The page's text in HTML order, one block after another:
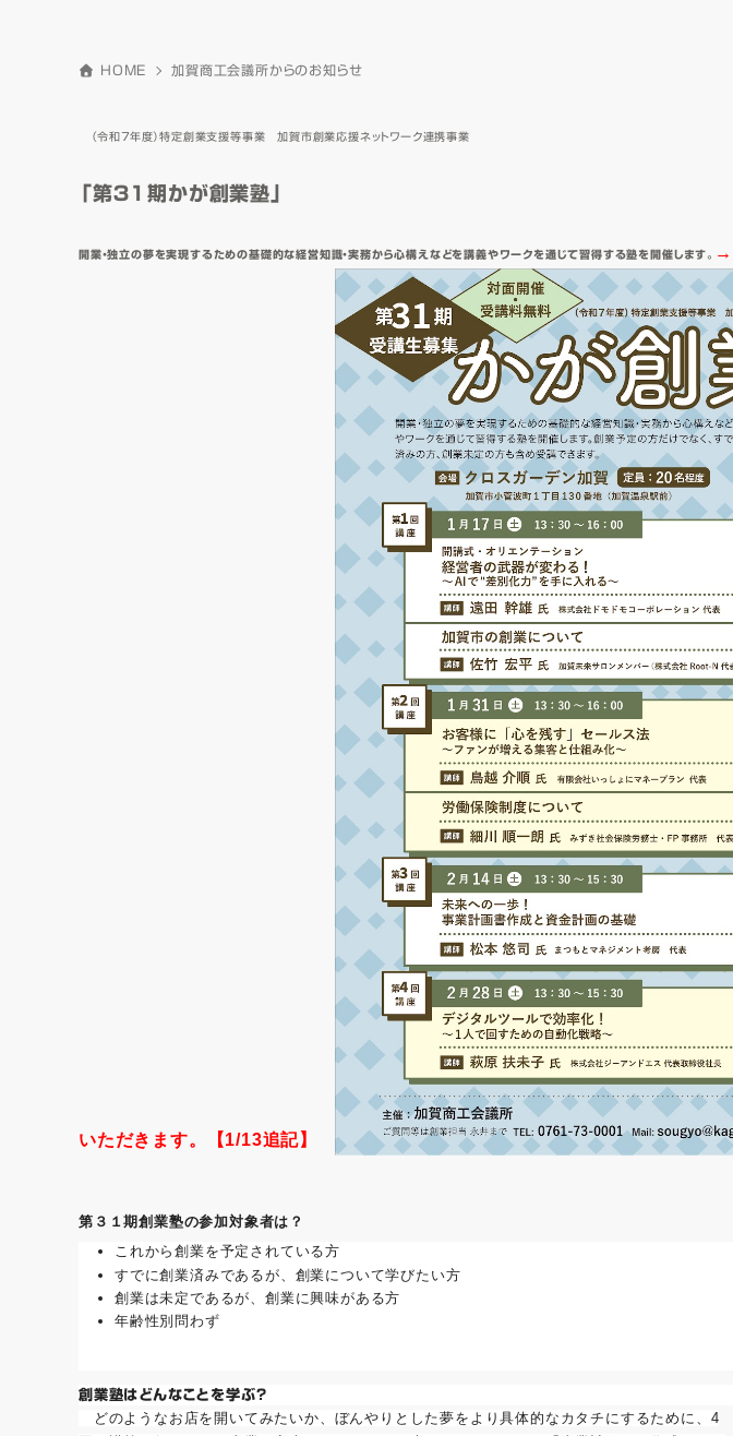
HOME 加賀商工会議所からのお知らせ
（令和７年度）特定創業支援等事業 加賀市創業応援ネットワーク連携事業
「第３１期かが創業塾」
開業・独立の夢を実現するための基礎的な経営知識・実務から心構えなどを講義やワークを通じて習得する塾を開催します。 →
いただきます。 【1/13追記】
第３１期創業塾の参加対象者は？
これから創業を予定されている方
すでに創業済みであるが、創業について学びたい方
創業は未定であるが、創業に興味がある方
年齢性別問わず
創業塾はどんなことを学ぶ？
どのようなお店を開いてみたいか、ぼんやりとした夢をより具体的なカタチにするために、4